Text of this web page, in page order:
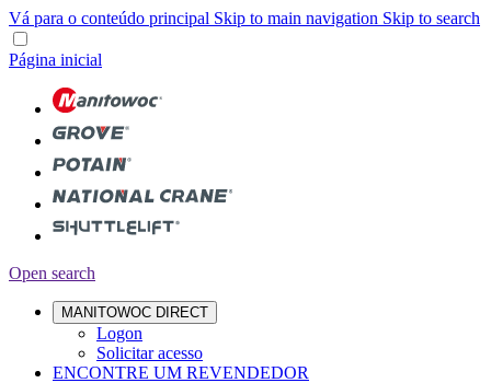
Vá para o conteúdo principal Skip to main navigation Skip to search
Página inicial
Open search
MANITOWOC DIRECT
Logon
Solicitar acesso
ENCONTRE UM REVENDEDOR